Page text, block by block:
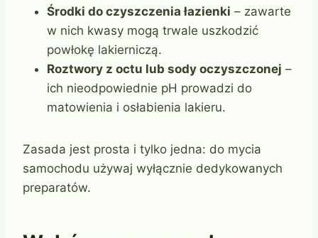
Środki do czyszczenia łazienki – zawarte
w nich kwasy mogą trwale uszkodzić
powłokę lakierniczą.
Roztwory z octu lub sody oczyszczonej –
ich nieodpowiednie pH prowadzi do
matowienia i osłabienia lakieru.
Zasada jest prosta i tylko jedna: do mycia
samochodu używaj wyłącznie dedykowanych
preparatów.